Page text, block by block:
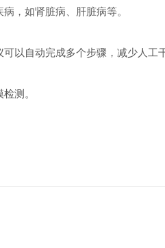
，如肾脏病、肝脏病等。
自动完成多个步骤，减少人工干
测。